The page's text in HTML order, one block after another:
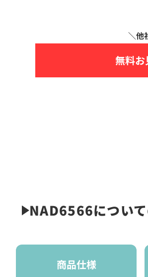
無料お
NAD6566につい
商品仕様